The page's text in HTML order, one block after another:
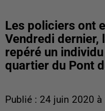
Les policiers ont
Vendredi dernier,
repéré un
quartier du Pont
Publié : 24 juin 2020 à